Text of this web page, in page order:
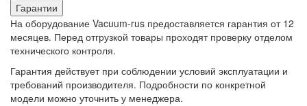
Гарантии
На оборудование Vacuum-rus предоставляется гарантия от 12
месяцев. Перед отгрузкой товары проходят проверку отделом
технического контроля.
Гарантия действует при соблюдении условий эксплуатации и
требований производителя. Подробности по конкретной
модели можно уточнить у менеджера.